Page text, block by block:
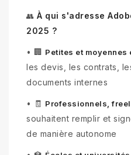
👥 À qui s'adresse
2025 ?
• 🏢 Petites et moyennes
les devis, les contrats,
documents internes
• 🧾 Professionnels,
souhaitent remplir et
de manière autonome